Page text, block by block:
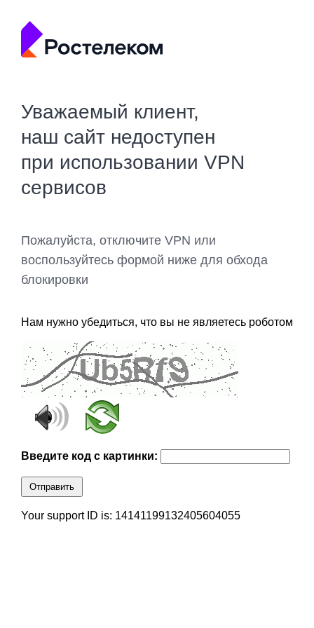
Уважаемый клиент,
наш сайт недоступен
при использовании VPN
сервисов
Пожалуйста, отключите VPN или
воспользуйтесь формой ниже для обхода
блокировки
Нам нужно убедиться, что вы не являетесь роботом
Введите код с картинки:
Отправить
Your support ID is: 14141199132405604055